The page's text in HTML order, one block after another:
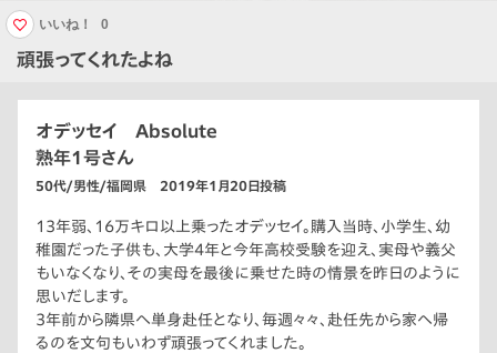
頑張ってくれたよね
いいね！ 0
オデッセイ Absolute
熟年1号さん
50代/男性/福岡県 2019年1月20日投稿
13年弱、16万キロ以上乗ったオデッセイ。購入当時、小学生、幼
稚園だった子供も、大学4年と今年高校受験を迎え、実母や義父
もいなくなり、その実母を最後に乗せた時の情景を昨日のように
思いだします。
3年前から隣県へ単身赴任となり、毎週々々、赴任先から家へ帰
るのを文句もいわず頑張ってくれました。